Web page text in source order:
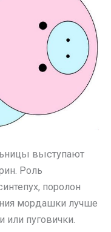
выступают
Роль
поролон
мордашки лучше
или пуговички.